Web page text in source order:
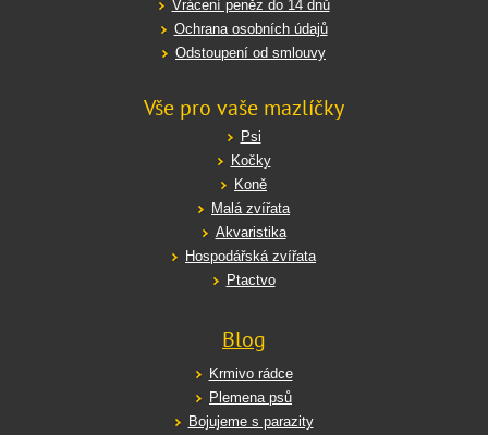
Vrácení peněz do 14 dnů
Ochrana osobních údajů
Odstoupení od smlouvy
Vše pro vaše mazlíčky
Psi
Kočky
Koně
Malá zvířata
Akvaristika
Hospodářská zvířata
Ptactvo
Blog
Krmivo rádce
Plemena psů
Bojujeme s parazity